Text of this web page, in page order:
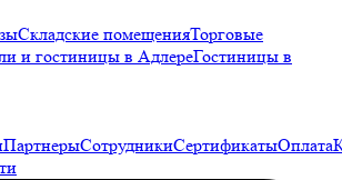
Складские помещенияТорговые
и гостиницы в АдлереГостиницы в
ПартнерыСотрудникиСертификатыОплата